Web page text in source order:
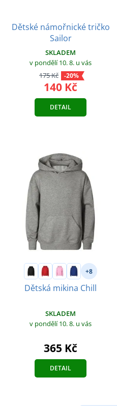
Dětské námořnické tričko
Sailor
SKLADEM
v pondělí 10. 8. u vás
175 Kč
-20%
140 Kč
DETAIL
+8
Dětská mikina Chill
SKLADEM
v pondělí 10. 8. u vás
365 Kč
DETAIL